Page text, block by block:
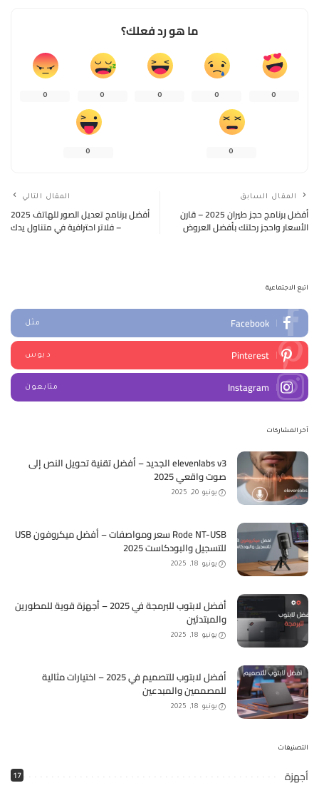
ما هو رد فعلك؟
0
0
0
0
0
0
0
المقال السابق
أفضل برنامج حجز طيران 2025 – قارن
الأسعار واحجز رحلتك بأفضل العروض
المقال التالي
أفضل برنامج تعديل الصور للهاتف 2025
– فلاتر احترافية في متناول يدك
اتبع الاجتماعية
Facebook مثل
Pinterest دبوس
Instagram متابعون
آخر المشاركات
elevenlabs v3 الجديد – أفضل تقنية تحويل النص إلى
صوت واقعي 2025
يونيو 20, 2025
Rode NT-USB سعر ومواصفات – أفضل ميكروفون USB
للتسجيل والبودكاست 2025
يونيو 18, 2025
أفضل لابتوب للبرمجة في 2025 – أجهزة قوية للمطورين
والمبتدئين
يونيو 18, 2025
أفضل لابتوب للتصميم في 2025 – اختيارات مثالية
للمصممين والمبدعين
يونيو 18, 2025
التصنيفات
أجهزة 17